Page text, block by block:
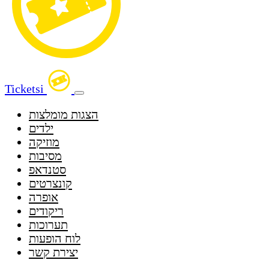
Ticketsi
הצגות מומלצות
ילדים
מוזיקה
מסיבות
סטנדאפ
קונצרטים
אופרה
ריקודים
תערוכות
לוח הופעות
יצירת קשר